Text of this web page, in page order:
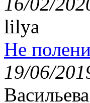
lilya
Не
19/06/
Васильева